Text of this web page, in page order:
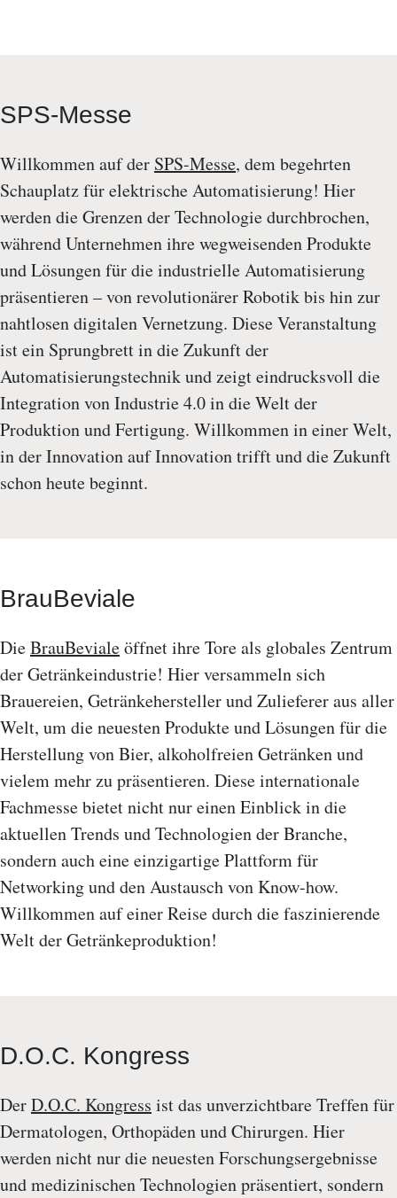
SPS-Messe
Willkommen auf der SPS-Messe, dem begehrten
Schauplatz für elektrische Automatisierung! Hier
werden die Grenzen der Technologie durchbrochen,
während Unternehmen ihre wegweisenden Produkte
und Lösungen für die industrielle Automatisierung
präsentieren – von revolutionärer Robotik bis hin zur
nahtlosen digitalen Vernetzung. Diese Veranstaltung
ist ein Sprungbrett in die Zukunft der
Automatisierungstechnik und zeigt eindrucksvoll die
Integration von Industrie 4.0 in die Welt der
Produktion und Fertigung. Willkommen in einer Welt,
in der Innovation auf Innovation trifft und die Zukunft
schon heute beginnt.
BrauBeviale
DieBrauBevialeöffnet ihre Tore als globales Zentrum
der Getränkeindustrie! Hier versammeln sich
Brauereien, Getränkehersteller und Zulieferer aus aller
Welt, um die neuesten Produkte und Lösungen für die
Herstellung von Bier, alkoholfreien Getränken und
vielem mehr zu präsentieren. Diese internationale
Fachmesse bietet nicht nur einen Einblick in die
aktuellen Trends und Technologien der Branche,
sondern auch eine einzigartige Plattform für
Networking und den Austausch von Know-how.
Willkommen auf einer Reise durch die faszinierende
Welt der Getränkeproduktion!
D.O.C. Kongress
DerD.O.C. Kongress ist das unverzichtbare Treffen für
Dermatologen, Orthopäden und Chirurgen. Hier
werden nicht nur die neuesten Forschungsergebnisse
und medizinischen Technologien präsentiert, sondern